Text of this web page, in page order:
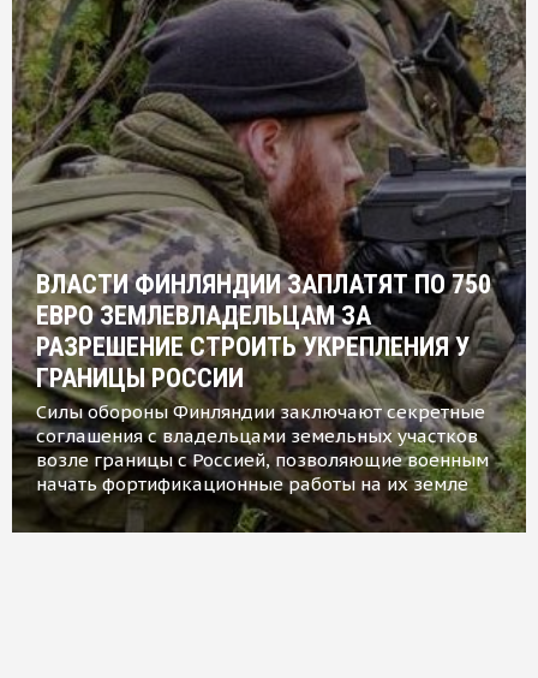
ВЛАСТИ ФИНЛЯНДИИ ЗАПЛАТЯТ ПО 750
ЕВРО ЗЕМЛЕВЛАДЕЛЬЦАМ ЗА
РАЗРЕШЕНИЕ СТРОИТЬ УКРЕПЛЕНИЯ У
ГРАНИЦЫ РОССИИ
Силы обороны Финляндии заключают секретные
соглашения с владельцами земельных участков
возле границы с Россией, позволяющие военным
начать фортификационные работы на их земле